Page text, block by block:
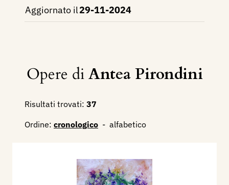
Aggiornato il29-11-2024
Opere diAntea Pirondini
Risultati trovati: 37
Ordine: cronologico - alfabetico